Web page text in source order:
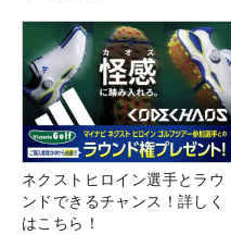
ネクストヒロイン選手とラウ
ンドできるチャンス！詳しく
はこちら！